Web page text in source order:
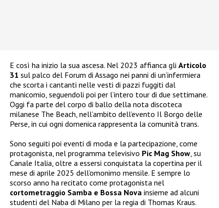
E così ha inizio la sua ascesa. Nel 2023 affianca gli Articolo
31 sul palco del Forum di Assago nei panni di un’infermiera
che scorta i cantanti nelle vesti di pazzi fuggiti dal
manicomio, seguendoli poi per l’intero tour di due settimane.
Oggi fa parte del corpo di ballo della nota discoteca
milanese The Beach, nell’ambito dell’evento Il Borgo delle
Perse, in cui ogni domenica rappresenta la comunità trans.
Sono seguiti poi eventi di moda e la partecipazione, come
protagonista, nel programma televisivo Pic Mag Show, su
Canale Italia, oltre a essersi conquistata la copertina per il
mese di aprile 2025 dell’omonimo mensile. E sempre lo
scorso anno ha recitato come protagonista nel
cortometraggio Samba e Bossa Nova insieme ad alcuni
studenti del Naba di Milano per la regia di Thomas Kraus.